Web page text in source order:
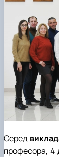
Серед
професора, 4